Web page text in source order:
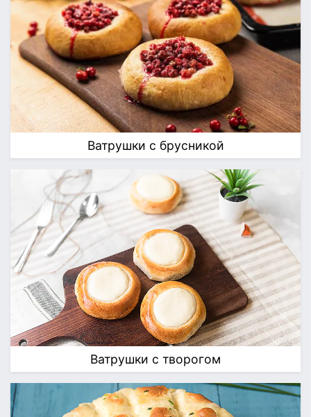
Ватрушки с брусникой
Ватрушки с творогом